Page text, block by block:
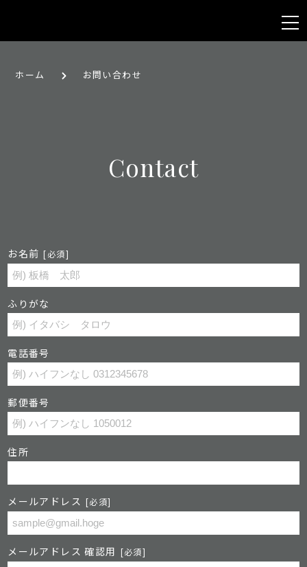
ホーム お問い合わせ
Contact
お名前 [必須]
ふりがな
電話番号
郵便番号
住所
メールアドレス [必須]
メールアドレス 確認用 [必須]